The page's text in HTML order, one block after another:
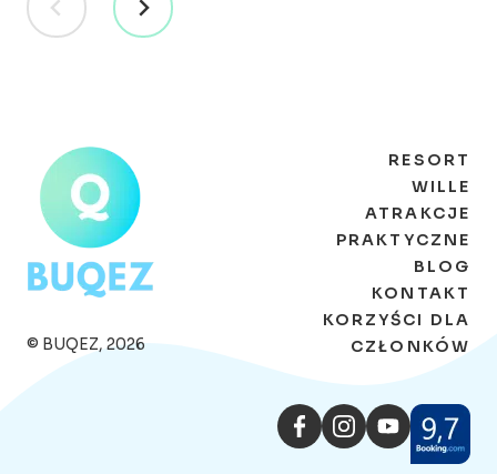
© BUQEZ, 2026
RESORT
WILLE
ATRAKCJE
PRAKTYCZNE
BLOG
KONTAKT
KORZYŚCI DLA
CZŁONKÓW